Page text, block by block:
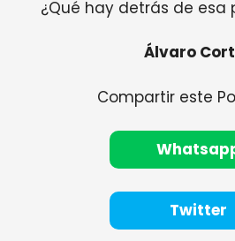
¿Qué hay detrás de esa
Álvaro
Compartir este
Twitter